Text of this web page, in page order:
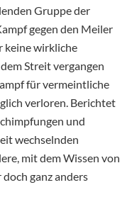
Gruppe der
gegen den Meiler
keine wirkliche
Streit vergangen
für vermeintliche
verloren. Berichtet
und
wechselnden
mit dem Wissen von
ganz anders